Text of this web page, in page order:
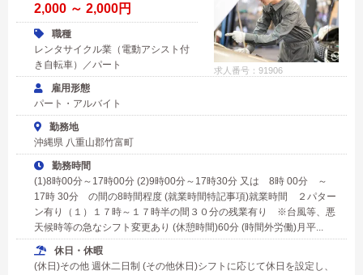
求人番号：91906
2,000 ～ 2,000円
職種
レンタサイクル業（電動アシスト付
き自転車）／パート
雇用形態
パート・アルバイト
勤務地
沖縄県 八重山郡竹富町
勤務時間
(1)8時00分～17時00分 (2)9時00分～17時30分 又は 8時 00分 ～
17時 30分 の間の8時間程度 (就業時間特記事項)就業時間 ２パター
ン有り（１）１７時～１７時半の間３０分の残業有り ※台風等、悪
天候時等の急なシフト変更あり (休憩時間)60分 (時間外労働)月平...
休日・休暇
(休日)その他 週休二日制 (その他休日)シフトに応じて休日を設定し、